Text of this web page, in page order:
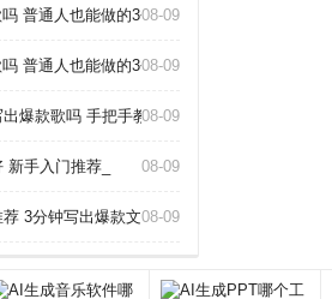
而不实的坑。免费AI写
普通人也能做的3个神器_
08-09
普通人也能做的3个神器_
08-09
爆款歌吗 手把手教你玩转AI作歌_
08-09
手入门推荐_ 08-09
3分钟写出爆款文章_
08-09